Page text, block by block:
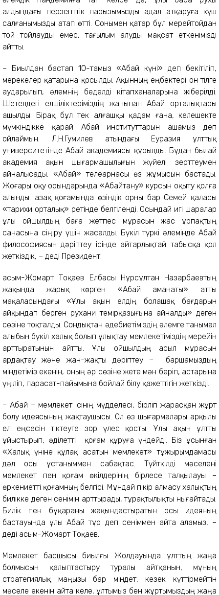
алдындағы перзенттік парызымызды адал атқаруға күш
салғанымызды атап өтті. Сонымен қатар бұл мерейтойдан
той тойлауды емес, тағылым алуды мақсат еткенімізді
айтты.
– Биылдан бастап 10-тамыз «Абай күні» деп бекітіліп,
мерекелер қатарына қосылды. Ақынның еңбектері он тілге
аударылып, әлемнің беделді кітапханаларына жіберілді.
Шетелдегі елшіліктеріміздің жанынан Абай орталықтары
ашылды. Бірақ бұл тек алғашқы қадам ғана, келешекте
мүмкіндікке қарай Абай институттарын ашамыз деп
ойлаймын. Л.Н.Гумилев атындағы Еуразия ұлттық
университетінде Абай академиясы құрылды. Бұдан былай
академия ақын шығармашылығын жүйелі зерттеумен
айналысады. «Абай» телеарнасы өз жұмысын бастады.
Жоғары оқу орындарында «Абайтану» курсын оқыту қолға
алынды. Қазақ қоғамында өзіндік орны бар Семей қаласы
«тарихи орталық» ретінде белгіленді. Осындай игі шаралар
ұлы ойшылдың баға жетпес мұрасын жас ұрпақтың
санасына сіңіру үшін жасалды. Бүкіл түркі әлемінде Абай
философиясын дәріптеу ісінде айтарлықтай табысқа қол
жеткіздік, – деді Президент.
Қасым-Жомарт Тоқаев Елбасы Нұрсұлтан Назарбаевтың
жақында жарық көрген «Абай аманаты» атты
мақаласындағы «Ұлы ақын елдің болашақ бағдарын
айқындап берген рухани темірқазығына айналды» деген
сөзіне тоқталды. Сондықтан әдебиетіміздің әлемге танымал
алыбын бүкіл халық болып ұлықтау мемлекетіміздің мерейін
арттыратынын айтты. Ұлы ойшылдың асыл мұрасын
ардақтау және жан-жақты дәріптеу – баршамыздың
міндетіміз екенін, оның әр сөзіне жете мән беріп, астарына
үңіліп, парасат-пайымына бойлай білу қажеттігін жеткізді.
– Абай – мемлекет ісінің мүдделесі, бірлігі жарасқан жұрт
болу идеясының жақтаушысы. Ол өз шығармалары арқылы
ел еңсесін тіктеуге зор үлес қосты. Ұлы ақын ұлтты
ұйыстырып, әділетті қоғам құруға үндейді. Біз ұсынған
«Халық үніне құлақ асатын мемлекет» тұжырымдамасы
дәл осы ұстаныммен сабақтас. Түйткілді мәселені
мемлекет пен қоғам өкілдерінің бірлесе талқылауы –
өркениетті қоғамның белгісі. Мұндай пікір алмасу халықтың
билікке деген сенімін арттырады, тұрақтылықты нығайтады.
Билік пен бұқараны жақындастыратын осы идеяның
бастауында ұлы Абай тұр деп сеніммен айта аламыз, –
деді Қасым-Жомарт Тоқаев.
Мемлекет басшысы биылғы Жолдауында ұлттың жаңа
болмысын қалыптастыру туралы айтқанын, мұның
стратегиялық маңызы бар міндет, кезек күттірмейтін
мәселе екенін айта келе, ұлтымыз бен жұртымыздың жаңа